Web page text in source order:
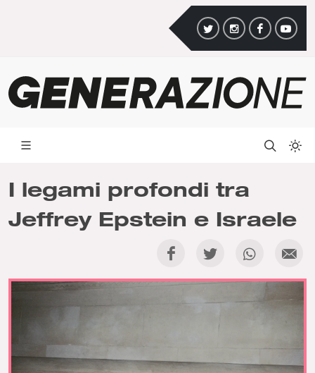
I legami profondi tra
Jeffrey Epstein e Israele